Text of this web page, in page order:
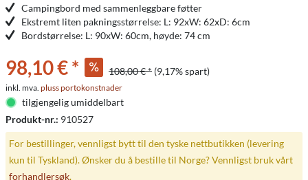
Campingbord med sammenleggbare føtter
Ekstremt liten pakningsstørrelse: L: 92xW: 62xD: 6cm
Bordstørrelse: L: 90xW: 60cm, høyde: 74 cm
98,10 € * 108,00 € * (9,17% spart)
inkl. mva. pluss portokonstnader
tilgjengelig umiddelbart
Produkt-nr.: 910527
For bestillinger, vennligst bytt til den tyske nettbutikken (levering
kun til Tyskland). Ønsker du å bestille til Norge? Vennligst bruk vårt
forhandlersøk.